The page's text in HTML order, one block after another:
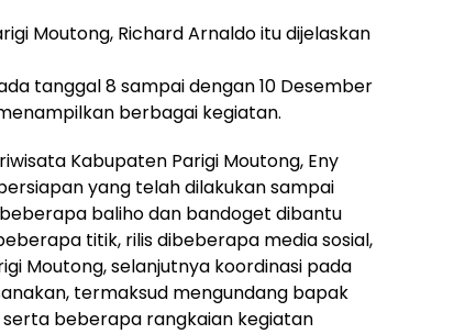
Moutong, Richard Arnaldo itu dijelaskan
tanggal 8 sampai dengan 10 Desember
berbagai kegiatan.
Kabupaten Parigi Moutong, Eny
yang telah dilakukan sampai
baliho dan bandoget dibantu
titik, rilis dibeberapa media sosial,
Moutong, selanjutnya koordinasi pada
termaksud mengundang bapak
serta beberapa rangkaian kegiatan